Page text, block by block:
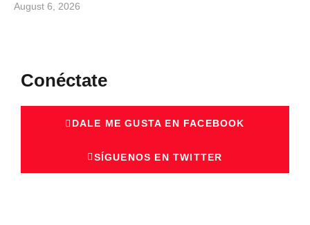
August 6, 2026
Conéctate
DALE ME GUSTA EN FACEBOOK
SÍGUENOS EN TWITTER